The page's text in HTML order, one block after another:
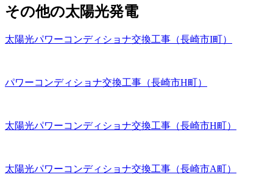
その他の太陽光発電
太陽光パワーコンディショナ交換工事（長崎市I町）
パワーコンディショナ交換工事（長崎市H町）
太陽光パワーコンディショナ交換工事（長崎市H町）
太陽光パワーコンディショナ交換工事（長崎市A町）